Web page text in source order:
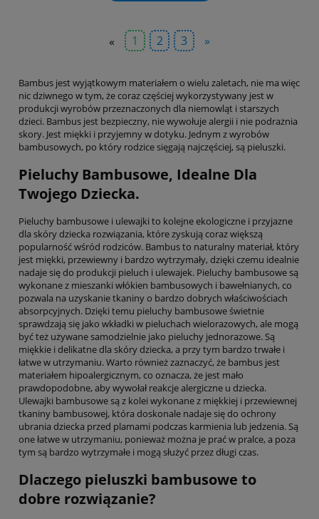
« 1 2 3 »
Bambus jest wyjątkowym materiałem o wielu zaletach, nie ma więc
nic dziwnego w tym, że coraz częściej wykorzystywany jest w
produkcji wyrobów przeznaczonych dla niemowląt i starszych
dzieci. Bambus jest bezpieczny, nie wywołuje alergii i nie podrażnia
skory. Jest miękki i przyjemny w dotyku. Jednym z wyrobów
bambusowych, po który rodzice sięgają najczęściej, są pieluszki.
Pieluchy Bambusowe, Idealne Dla
Twojego Dziecka.
Pieluchy bambusowe i ulewajki to kolejne ekologiczne i przyjazne
dla skóry dziecka rozwiązania, które zyskują coraz większą
popularność wśród rodziców. Bambus to naturalny materiał, który
jest miękki, przewiewny i bardzo wytrzymały, dzięki czemu idealnie
nadaje się do produkcji pieluch i ulewajek. Pieluchy bambusowe są
wykonane z mieszanki włókien bambusowych i bawełnianych, co
pozwala na uzyskanie tkaniny o bardzo dobrych właściwościach
absorpcyjnych. Dzięki temu pieluchy bambusowe świetnie
sprawdzają się jako wkładki w pieluchach wielorazowych, ale mogą
być też używane samodzielnie jako pieluchy jednorazowe. Są
miękkie i delikatne dla skóry dziecka, a przy tym bardzo trwałe i
łatwe w utrzymaniu. Warto również zaznaczyć, że bambus jest
materiałem hipoalergicznym, co oznacza, że jest mało
prawdopodobne, aby wywołał reakcje alergiczne u dziecka.
Ulewajki bambusowe są z kolei wykonane z miękkiej i przewiewnej
tkaniny bambusowej, która doskonale nadaje się do ochrony
ubrania dziecka przed plamami podczas karmienia lub jedzenia. Są
one łatwe w utrzymaniu, ponieważ można je prać w pralce, a poza
tym są bardzo wytrzymałe i mogą służyć przez długi czas.
Dlaczego pieluszki bambusowe to
dobre rozwiązanie?